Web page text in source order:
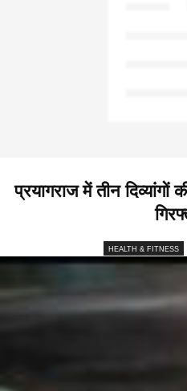
प्रयागराज में तीन दिव्यांगों
HEALTH & FITNESS